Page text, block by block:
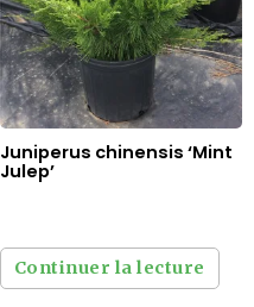
Juniperus chinensis ‘Mint
Julep’
Continuer la lecture